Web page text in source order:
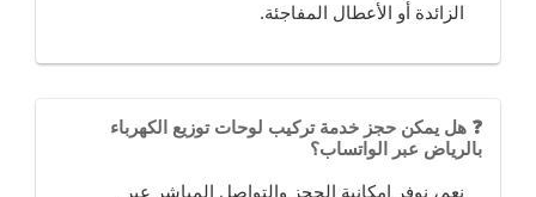
الزائدة أو الأعطال المفاجئة.
❓ هل يمكن حجز خدمة تركيب لوحات توزيع الكهرباء
بالرياض عبر الواتساب؟
نعم، نوفر إمكانية الحجز والتواصل المباشر عبر